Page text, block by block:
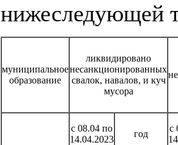
нижеследующей
муниципальное
образование
ликвидировано
несанкционированных
свалок, навалов, и куч
мусора
с 08.04 по
14.04.2023
год
с